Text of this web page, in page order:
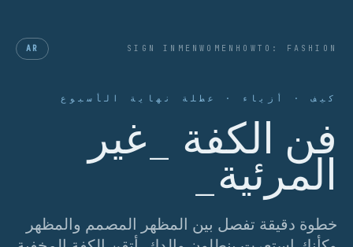
HOWTO: FASHION
WOMEN
MEN
SIGN IN
AR
كيف · أزياء · عطلة نهاية الأسبوع
فن الكفة _غير
المرئية_
خطوة دقيقة تفصل بين المظهر المصمم والمظهر